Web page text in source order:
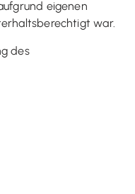
eigenen
war.
des